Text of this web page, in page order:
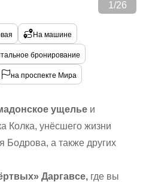
1 /26
На машине
бронирование
на проспекте Мира
ущелье и
Колка, унёсшего жизни
Бодрова, а также других
Даргавсе, где вы